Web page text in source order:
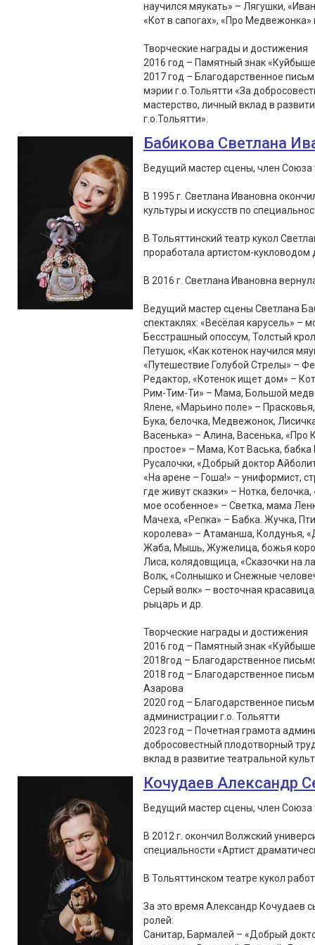
научился мяукать» – Лягушки,
«Кот в сапогах», «Про Медвежонка»
Творческие награды и достижения
2016 год – Памятный знак
2017 год – Благодарственное
мэрии г.о.Тольятти «За
мастерство, личный вклад в
г.о.Тольятти».
Бабикова Светлана
Ведущий мастер сцены, член Союза
В 1995 г. Светлана Ивановна
культуры и искусств по
В Тольяттинский театр кукол
проработала артистом-кукловодом
В 2016 г. Светлана Ивановна
Ведущий мастер сцены Светлана
спектаклях: «Весёлая карусель» –
Бесстрашный опоссум, Толстый
Петушок, «Как котенок научился
«Путешествие Голубой Стрелы» –
Редактор, «Котенок ищет дом» –
Рим-Тим-Ти» – Мама, Большой
Ялене, «Марьино поле» –
Бука, белочка, Медвежонок,
Васенька» – Алина, Васенька, «Про
простое» – Мама, Кот Васька,
Русалочки, «Добрый доктор
«На арене – Гоша!» – униформист,
где живут сказки» – Нотка,
мое особенное» – Светка, мама
Мачеха, «Репка» – Бабка. Жучка,
королева» – Атаманша, Колдунья,
Жаба, Мышь, Жужелица, божья
Лиса, колядовщица, «Сказочки на
Волк, «Солнышко и Снежные
Серый волк» – восточная
рыцарь и др.
Творческие награды и достижения
2016 год – Памятный знак
2018год – Благодарственное
2018 год – Благодарственное
Азарова
2020 год – Благодарственное
администрации г.о. Тольятти
2023 год – Почетная грамота
добросовестный плодотворный
вклад в развитие театральной
Кочудаев Александр
Ведущий мастер сцены, член Союза
В 2012 г. окончил Волжский
специальности «Артист
В Тольяттинском театре кукол
За это время Александр Кочудаев
ролей:
Санитар, Бармалей – «Добрый